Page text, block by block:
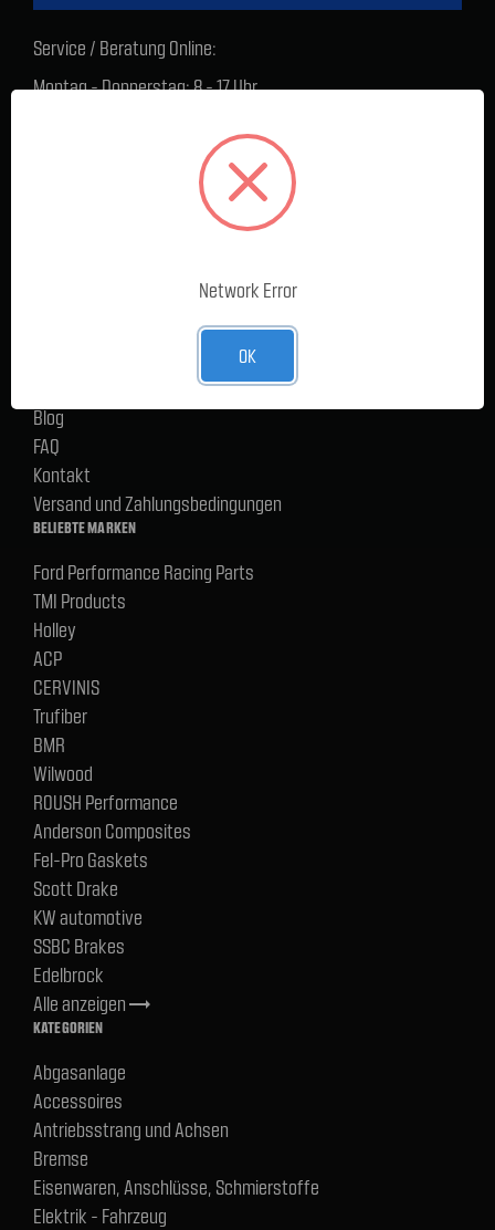
Service / Beratung Online:
Montag - Donnerstag: 8 - 17 Uhr
Lager Lauenstein (Warenabholungen):
Montag - Donnerstag: 7.30 - 15 Uhr
Blog
FAQ
Kontakt
Versand und Zahlungsbedingungen
BELIEBTE MARKEN
Ford Performance Racing Parts
TMI Products
Holley
ACP
CERVINIS
Trufiber
BMR
Wilwood
ROUSH Performance
Anderson Composites
Fel-Pro Gaskets
Scott Drake
KW automotive
SSBC Brakes
Edelbrock
Alle anzeigentrending_flat
KATEGORIEN
Abgasanlage
Accessoires
Antriebsstrang und Achsen
Bremse
Eisenwaren, Anschlüsse, Schmierstoffe
Elektrik - Fahrzeug
Network Error
OK